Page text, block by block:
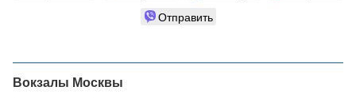
Отправить
Вокзалы Москвы